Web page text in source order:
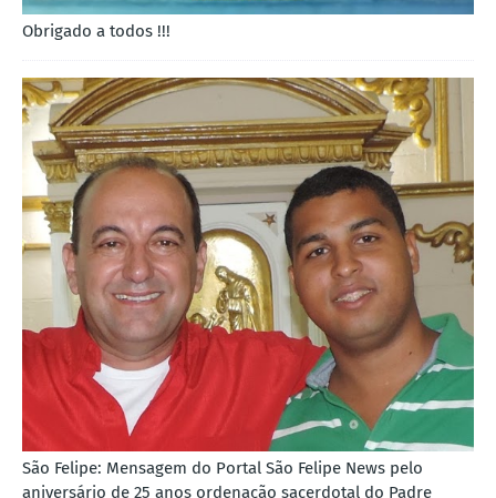
Obrigado a todos !!!
São Felipe: Mensagem do Portal São Felipe News pelo
aniversário de 25 anos ordenação sacerdotal do Padre